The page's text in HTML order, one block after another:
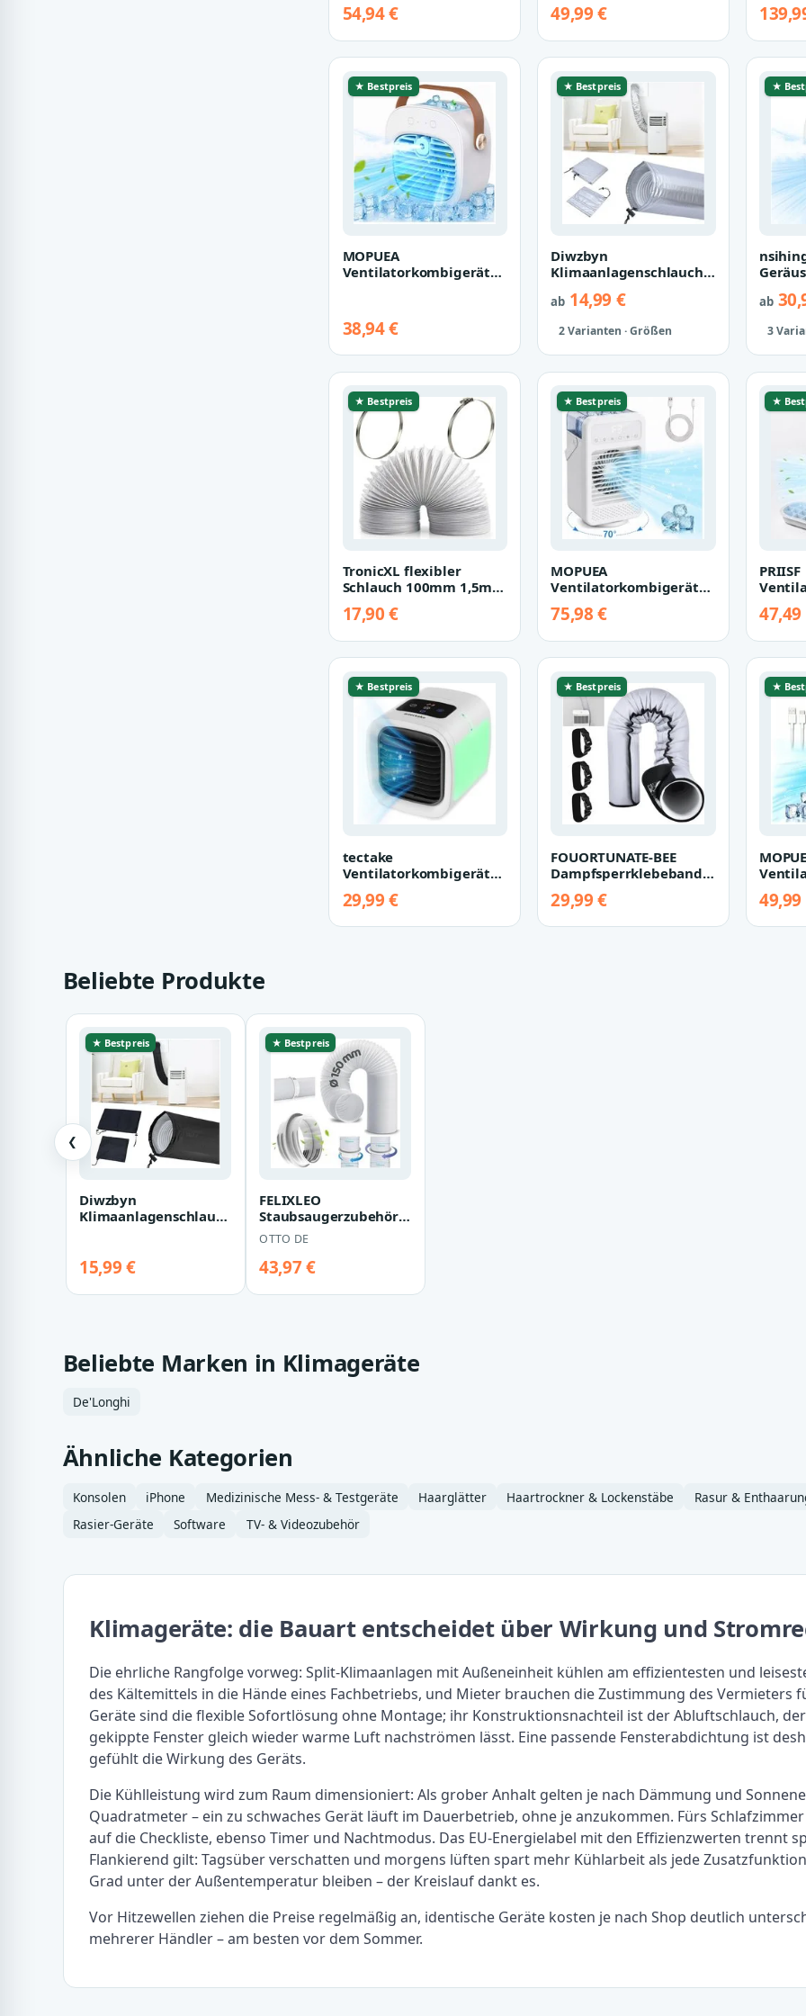
Tischklimagerät
54,94 €
Mini-Klim…
49,99 €
★ Bestpreis
MOPUEA
Ventilatorkombigerät
Klimagerät…
38,94 €
★ Bestpreis
Diwzbyn
Klimaanlagenschlauch
Schlauch eines mobil…
ab 14,99 €
2 Varianten · Größen
★
ab
3
★ Bestpreis
TronicXL flexibler
Schlauch 100mm 1,5m
Abluftschlauch 100mm
Set mit Sc…
17,90 €
★ Bestpreis
MOPUEA
Ventilatorkombigerät
Tragbare Mobiles
Klimagerät 4-in-1, Mini
75,98 €
★
PRIISF
Mini
Akku
47,49
★ Bestpreis
tectake
Ventilatorkombigerät
in weiß, Wassertan…
29,99 €
★ Bestpreis
FOUORTUNATE-BEE
Dampfsperrklebeband
Isolierung 127/150 m…
29,99 €
★
mit
49,99
Beliebte Produkte
❮
★ Bestpreis
Diwzbyn
Klimaanlagenschlauch
15,99 €
★ Bestpreis
FELIXLEO
Staubsaugerzubehörtasche
Abluftschlauch
Klimageraet 200cm
mit…
OTTO DE
43,97 €
Beliebte Marken in Klimageräte
De'Longhi
Ähnliche Kategorien
Konsolen iPhone Medizinische Mess- & Testgeräte Haarglätter Haartrockner & Lockenstäbe Rasur &
Rasier-Geräte
Software TV- & Videozubehör
Klimageräte: die Bauart entscheidet über Wirkung und
Die ehrliche Rangfolge vorweg: Split-Klimaanlagen mit Außeneinheit kühlen am effizientesten und
des Kältemittels in die Hände eines Fachbetriebs, und Mieter brauchen die Zustimmung des Vermieters
Geräte sind die flexible Sofortlösung ohne Montage; ihr Konstruktionsnachteil ist der Abluftschlauch,
gekippte Fenster gleich wieder warme Luft nachströmen lässt. Eine passende Fensterabdichtung ist
gefühlt die Wirkung des Geräts.
Die Kühlleistung wird zum Raum dimensioniert: Als grober Anhalt gelten je nach Dämmung und
Quadratmeter – ein zu schwaches Gerät läuft im Dauerbetrieb, ohne je anzukommen. Fürs
auf die Checkliste, ebenso Timer und Nachtmodus. Das EU-Energielabel mit den Effizienzwerten trennt
Flankierend gilt: Tagsüber verschatten und morgens lüften spart mehr Kühlarbeit als jede
Grad unter der Außentemperatur bleiben – der Kreislauf dankt es.
Vor Hitzewellen ziehen die Preise regelmäßig an, identische Geräte kosten je nach Shop deutlich
mehrerer Händler – am besten vor dem Sommer.